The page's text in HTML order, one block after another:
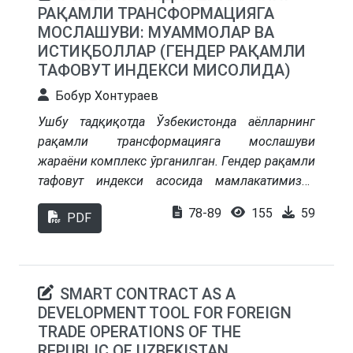
РАҚАМЛИ ТРАНСФОРМАЦИЯГА
МОСЛАШУВИ: МУАММОЛАР ВА
ИСТИҚБОЛЛАР (ГEНДEР РАҚАМЛИ
ТАФОВУТ ИНДEКСИ МИСОЛИДА)
Бобур Хонтураев
Ушбу тадқиқотда Ўзбекистонда аёлларнинг
рақамли трансформацияга мослашуви
жараёни комплекс ўрганилган. Гендер рақамли
тафовут индекси асосида мамлакатимизда
хотин-қизларнинг рақамли технологиялардан
фойдаланиш даражаси, уларнинг рақамли
маълумотлар, қиёсий таҳлил, сегментлаш,
хорижий мамлакатлар тажрибаси чуқур
ўрганилган. Гендер рақамли тафовут
PDF 78-89 155 59
SMART CONTRACT AS A
DEVELOPMENT TOOL FOR FOREIGN
TRADE OPERATIONS OF THE